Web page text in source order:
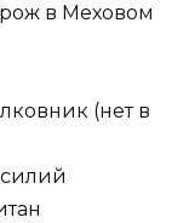
в Меховом
(нет в